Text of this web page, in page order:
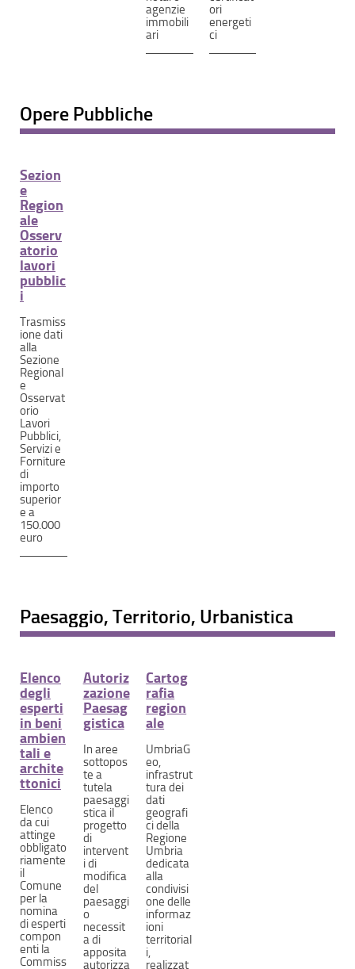
agenzie
immobili
ari
ori
energeti
ci
Opere Pubbliche
Sezion
e
Region
ale
Osserv
atorio
lavori
pubblic
i
Trasmiss
ione dati
alla
Sezione
Regional
e
Osservat
orio
Lavori
Pubblici,
Servizi e
Forniture
di
importo
superior
e a
150.000
euro
Paesaggio, Territorio, Urbanistica
Elenco
degli
esperti
in beni
ambien
tali e
archite
ttonici
Elenco
da cui
attinge
obbligato
riamente
il
Comune
per la
nomina
di esperti
compon
enti la
Commiss
Autoriz
zazione
Paesag
gistica
In aree
sottopos
te a
tutela
paesaggi
stica il
progetto
di
intervent
i di
modifica
del
paesaggi
o
necessit
a di
apposita
autorizza
Cartog
rafia
region
ale
UmbriaG
eo,
infrastrut
tura dei
dati
geografi
ci della
Regione
Umbria
dedicata
alla
condivisi
one delle
informaz
ioni
territorial
i,
realizzat